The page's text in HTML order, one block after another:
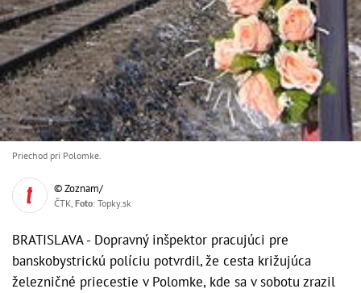
Priechod pri Polomke.
© Zoznam/
ČTK, Foto: Topky.sk
BRATISLAVA - Dopravný inšpektor pracujúci pre
banskobystrickú políciu potvrdil, že cesta križujúca
železničné priecestie v Polomke, kde sa v sobotu zrazil